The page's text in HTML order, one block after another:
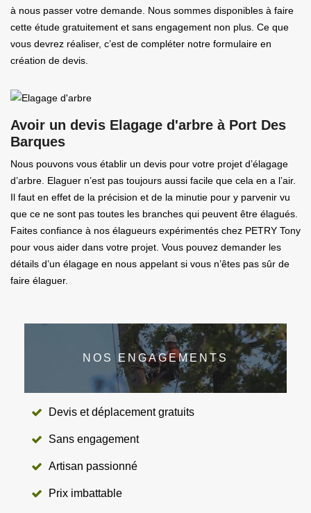
à nous passer votre demande. Nous sommes disponibles à faire
cette étude gratuitement et sans engagement non plus. Ce que
vous devrez réaliser, c’est de compléter notre formulaire en
création de devis.
Avoir un devis Elagage d'arbre à Port Des
Barques
Nous pouvons vous établir un devis pour votre projet d’élagage
d’arbre. Elaguer n’est pas toujours aussi facile que cela en a l’air.
Il faut en effet de la précision et de la minutie pour y parvenir vu
que ce ne sont pas toutes les branches qui peuvent être élagués.
Faites confiance à nos élagueurs expérimentés chez PETRY Tony
pour vous aider dans votre projet. Vous pouvez demander les
détails d’un élagage en nous appelant si vous n’êtes pas sûr de
faire élaguer.
NOS ENGAGEMENTS
Devis et déplacement gratuits
Sans engagement
Artisan passionné
Prix imbattable